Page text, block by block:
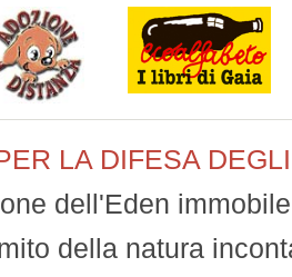
LA DIFESA
dell'Eden
della natura